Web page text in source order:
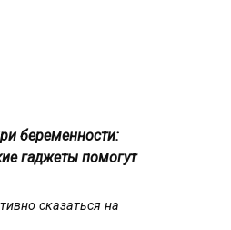
беременности:
гаджеты помогут
сказаться на